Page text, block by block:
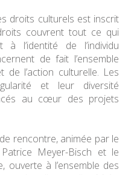
droits culturels est inscrit
couvrent tout ce qui
l’identité de l’individu
de fait l’ensemble
de l’action culturelle. Les
et leur diversité
au cœur des projets
rencontre, animée par le
Meyer-Bisch et le
ouverte à l’ensemble des